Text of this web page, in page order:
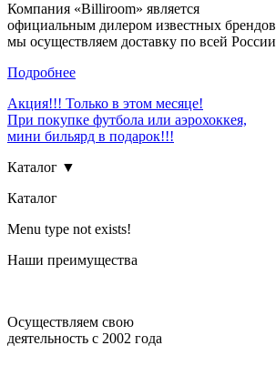
Компания «Billiroom» является
официальным дилером известных брендов
мы осуществляем доставку по всей России
Подробнее
Акция!!! Только в этом месяце!
При покупке футбола или аэрохоккея,
мини бильярд в подарок!!!
Каталог ▼
Каталог
Menu type not exists!
Наши преимущества
Осуществляем свою
деятельность с 2002 года